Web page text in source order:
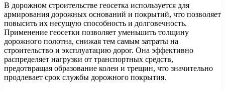
В дорожном строительстве геосетка используется для
армирования дорожных оснований и покрытий, что позволяет
повысить их несущую способность и долговечность.
Применение геосетки позволяет уменьшить толщину
дорожного полотна, снижая тем самым затраты на
строительство и эксплуатацию дорог. Она эффективно
распределяет нагрузки от транспортных средств,
предотвращая образование колеи и трещин, что значительно
продлевает срок службы дорожного покрытия.